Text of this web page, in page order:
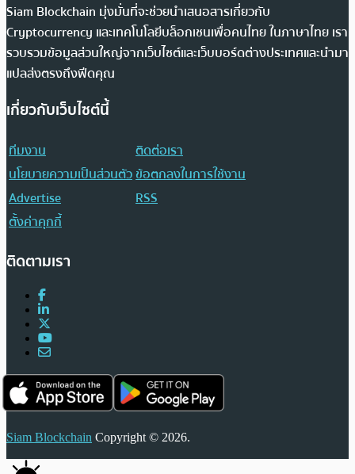
Siam Blockchain มุ่งมั่นที่จะช่วยนำเสนอสารเกี่ยวกับ
Cryptocurrency และเทคโนโลยีบล็อกเชนเพื่อคนไทย ในภาษาไทย เรา
รวบรวมข้อมูลส่วนใหญ่จากเว็บไซต์และเว็บบอร์ดต่างประเทศและนำมา
แปลส่งตรงถึงฟีดคุณ
เกี่ยวกับเว็บไซต์นี้
ทีมงาน
ติดต่อเรา
นโยบายความเป็นส่วนตัวข้อตกลงในการใช้งาน
Advertise
RSS
ตั้งค่าคุกกี้
ติดตามเรา
Siam Blockchain Copyright © 2026.